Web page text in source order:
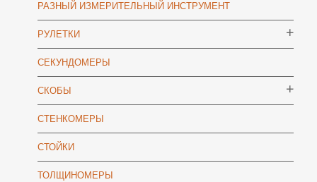
РАЗНЫЙ ИЗМЕРИТЕЛЬНЫЙ ИНСТРУМЕНТ
РУЛЕТКИ
СЕКУНДОМЕРЫ
СКОБЫ
СТЕНКОМЕРЫ
СТОЙКИ
ТОЛЩИНОМЕРЫ